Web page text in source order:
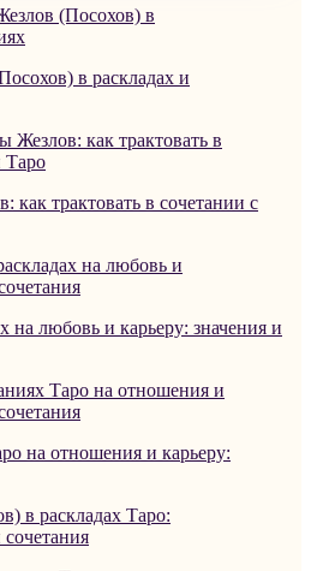
в раскладах и
как трактовать в сочетании с
на любовь и карьеру: значения и
на отношения и карьеру: